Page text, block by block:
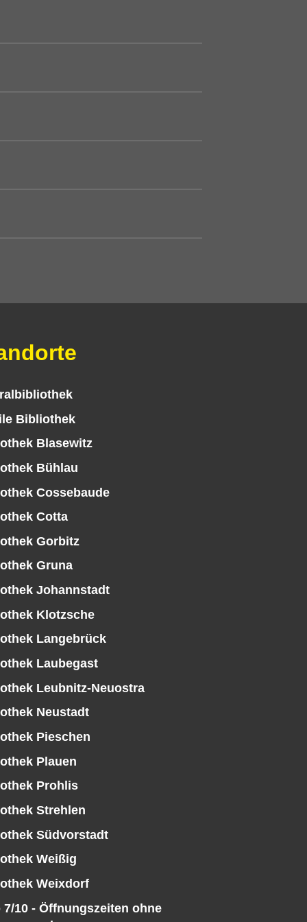
Bibliothek
Blasewitz
Bühlau
Cossebaude
Cotta
Gorbitz
Gruna
Johannstadt
Klotzsche
Langebrück
Laubegast
Leubnitz-Neuostra
Neustadt
Pieschen
Plauen
Prohlis
Strehlen
Südvorstadt
Weißig
Weixdorf
7/10 - Öffnungszeiten ohne